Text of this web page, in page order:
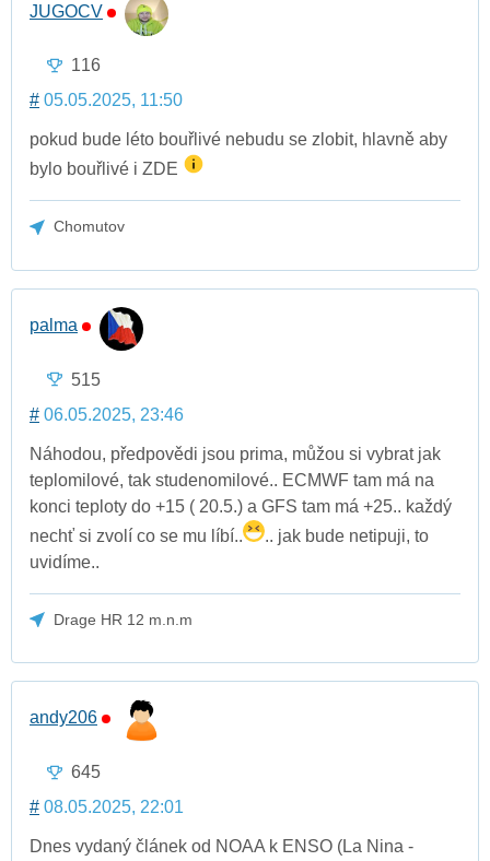
JUGOCV
116
# 05.05.2025, 11:50
pokud bude léto bouřlivé nebudu se zlobit, hlavně aby
bylo bouřlivé i ZDE
Chomutov
palma
515
# 06.05.2025, 23:46
Náhodou, předpovědi jsou prima, můžou si vybrat jak
teplomilové, tak studenomilové.. ECMWF tam má na
konci teploty do +15 ( 20.5.) a GFS tam má +25.. každý
nechť si zvolí co se mu líbí..
.. jak bude netipuji, to
uvidíme..
Drage HR 12 m.n.m
andy206
645
# 08.05.2025, 22:01
Dnes vydaný článek od NOAA k ENSO (La Nina -